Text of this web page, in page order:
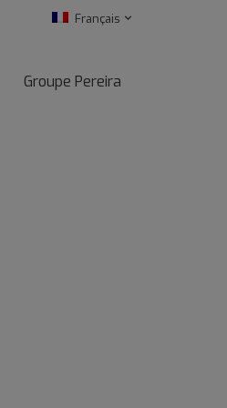
Français
Groupe Pereira